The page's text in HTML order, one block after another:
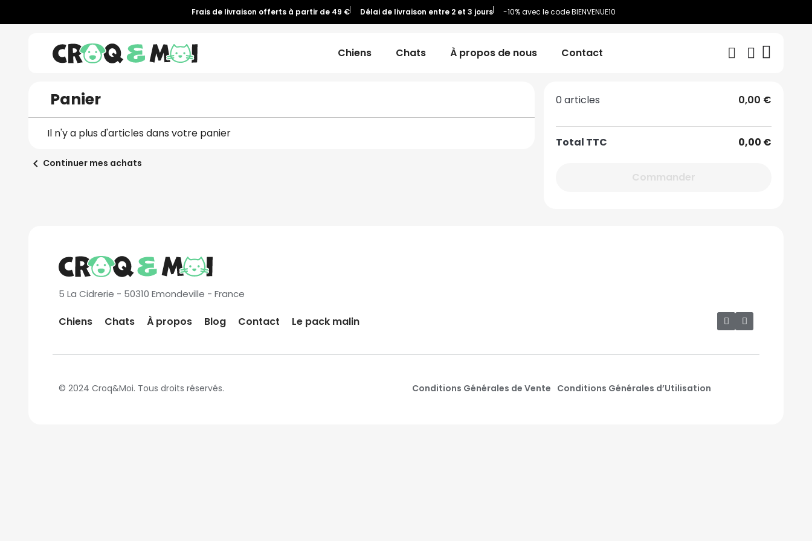
Frais de livraison offerts à partir de 49 € Délai de livraison entre 2 et 3 jours -10% avec le code BIENVENUE10
Chiens Chats À propos de nous Contact
Panier
Il n'y a plus d'articles dans votre panier
chevron_left Continuer mes achats
0 articles 0,00 €
Total TTC 0,00 €
Commander
5 La Cidrerie - 50310 Emondeville - France
Chiens Chats À propos Blog Contact Le pack malin
© 2024 Croq&Moi. Tous droits réservés. Conditions Générales de Vente Conditions Générales d’Utilisation